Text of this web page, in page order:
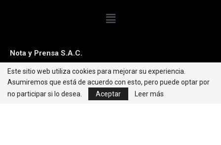
Nota y Prensa S.A.C.
Contacto:editorweb@caretas.com.pe
Síguenos:
Este sitio web utiliza cookies para mejorar su experiencia.
Asumiremos que está de acuerdo con esto, pero puede optar por
no participar si lo desea.
Aceptar Leer más